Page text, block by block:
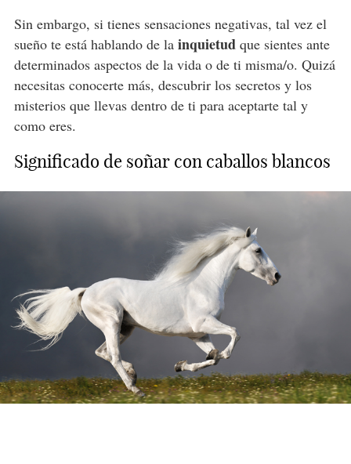
Sin embargo, si tienes sensaciones negativas, tal vez el
sueño te está hablando de la inquietud que sientes ante
determinados aspectos de la vida o de ti misma/o. Quizá
necesitas conocerte más, descubrir los secretos y los
misterios que llevas dentro de ti para aceptarte tal y
como eres.
Significado de soñar con caballos blancos